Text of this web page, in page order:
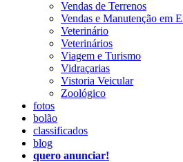
Vendas de Terrenos
Vendas e Manutenção em
Veterinário
Veterinários
Viagem e Turismo
Vidraçarias
Vistoria Veicular
Zoológico
fotos
bolão
classificados
blog
quero anunciar!